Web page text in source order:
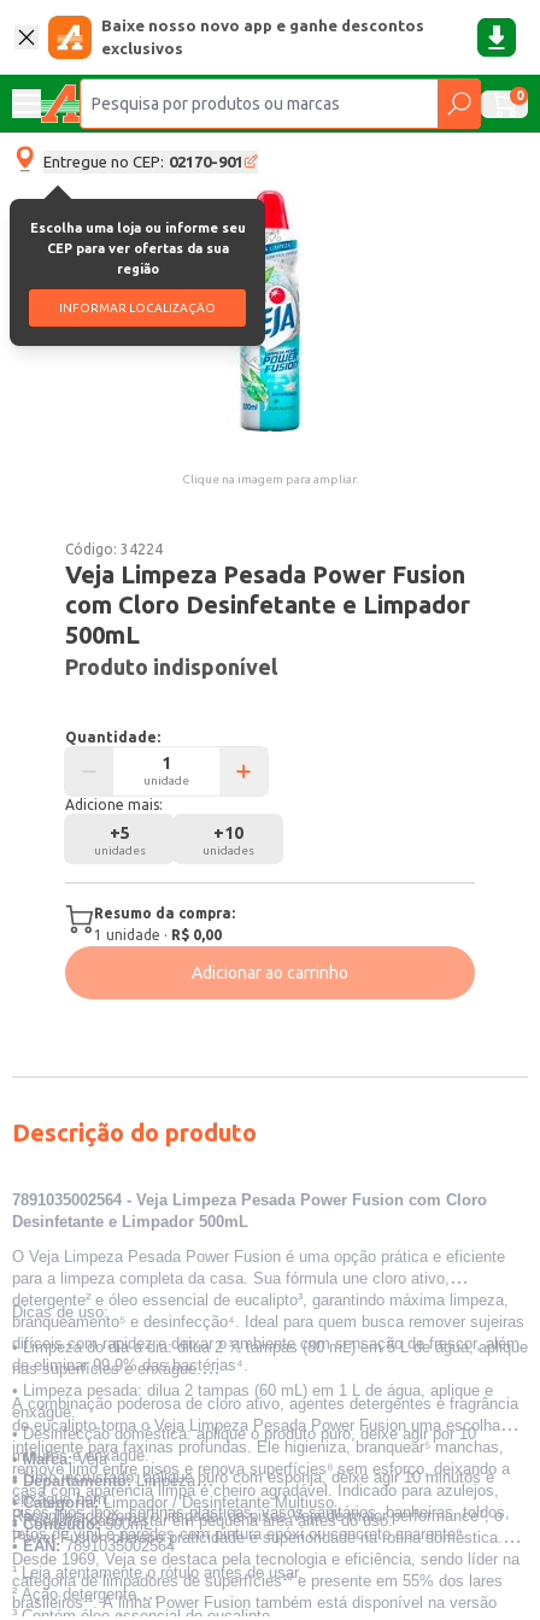
Baixe nosso novo app e ganhe descontos
exclusivos
0
Entregue no CEP: 02170-901
Escolha uma loja ou informe seu
CEP para ver ofertas da sua
região
INFORMAR LOCALIZAÇÃO
Clique na imagem para ampliar.
Código:34224
Veja Limpeza Pesada Power Fusion
com Cloro Desinfetante e Limpador
500mL
Produto indisponível
Quantidade:
unidade
Adicione mais:
+5
unidades
+10
unidades
Resumo da compra:
1 unidade · R$ 0,00
Adicionar ao carrinho
Descrição do produto
7891035002564 - Veja Limpeza Pesada Power Fusion com Cloro
Desinfetante e Limpador 500mL
O Veja Limpeza Pesada Power Fusion é uma opção prática e eficiente
para a limpeza completa da casa. Sua fórmula une cloro ativo,
detergente² e óleo essencial de eucalipto³, garantindo máxima limpeza,
branqueamento⁵ e desinfecção⁴. Ideal para quem busca remover sujeiras
difíceis com rapidez e deixar o ambiente com sensação de frescor, além
de eliminar 99,9% das bactérias⁴.
Dicas de uso:
• Limpeza do dia a dia: dilua 2 ¾ tampas (80 mL) em 5 L de água, aplique
nas superfícies e enxágue.
• Limpeza pesada: dilua 2 tampas (60 mL) em 1 L de água, aplique e
enxágue.
• Desinfecção doméstica: aplique o produto puro, deixe agir por 10
minutos e enxágue.
• Limo incrustado: aplique puro com esponja, deixe agir 10 minutos e
enxágue bem.
• Recomendado testar em pequena área antes do uso.
A combinação poderosa de cloro ativo, agentes detergentes e fragrância
de eucalipto torna o Veja Limpeza Pesada Power Fusion uma escolha
inteligente para faxinas profundas. Ele higieniza, branquear⁵ manchas,
remove limo entre pisos e renova superfícies⁸ sem esforço, deixando a
casa com aparência limpa e cheiro agradável. Indicado para azulejos,
pisos frios, box, cortinas plásticas, vasos sanitários, banheiras, toldos,
tetos de vinil e paredes com pintura epóxi ou concreto aparente⁶.
• Marca:Veja
• Departamento:Limpeza
• Categoria:Limpador / Desinfetante Multiuso
• Conteúdo:500mL
• EAN:7891035002564
Reconhecido como o limpador de pisos Veja de maior performance⁷, o
Power Fusion oferece praticidade e superioridade na rotina doméstica.
Desde 1969, Veja se destaca pela tecnologia e eficiência, sendo líder na
categoria de limpadores de superfícies¹⁰ e presente em 55% dos lares
brasileiros¹¹. A linha Power Fusion também está disponível na versão
¹ Leia atentamente o rótulo antes de usar.
² Ação detergente.
³ Contém óleo essencial de eucalipto.